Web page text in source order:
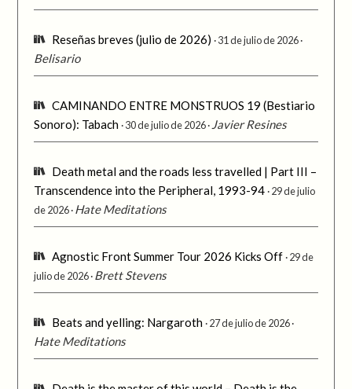
Reseñas breves (julio de 2026) 31 de julio de 2026
Belisario
CAMINANDO ENTRE MONSTRUOS 19 (Bestiario
Sonoro): Tabach 30 de julio de 2026 Javier Resines
Death metal and the roads less travelled | Part III –
Transcendence into the Peripheral, 1993-94 29 de julio
de 2026 Hate Meditations
Agnostic Front Summer Tour 2026 Kicks Off 29 de
julio de 2026 Brett Stevens
Beats and yelling: Nargaroth 27 de julio de 2026
Hate Meditations